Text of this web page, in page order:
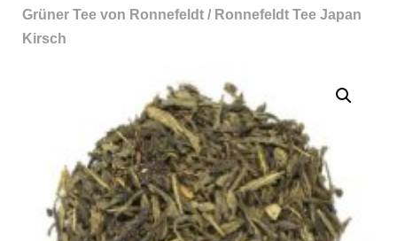
Grüner Tee von Ronnefeldt / Ronnefeldt Tee Japan
Kirsch